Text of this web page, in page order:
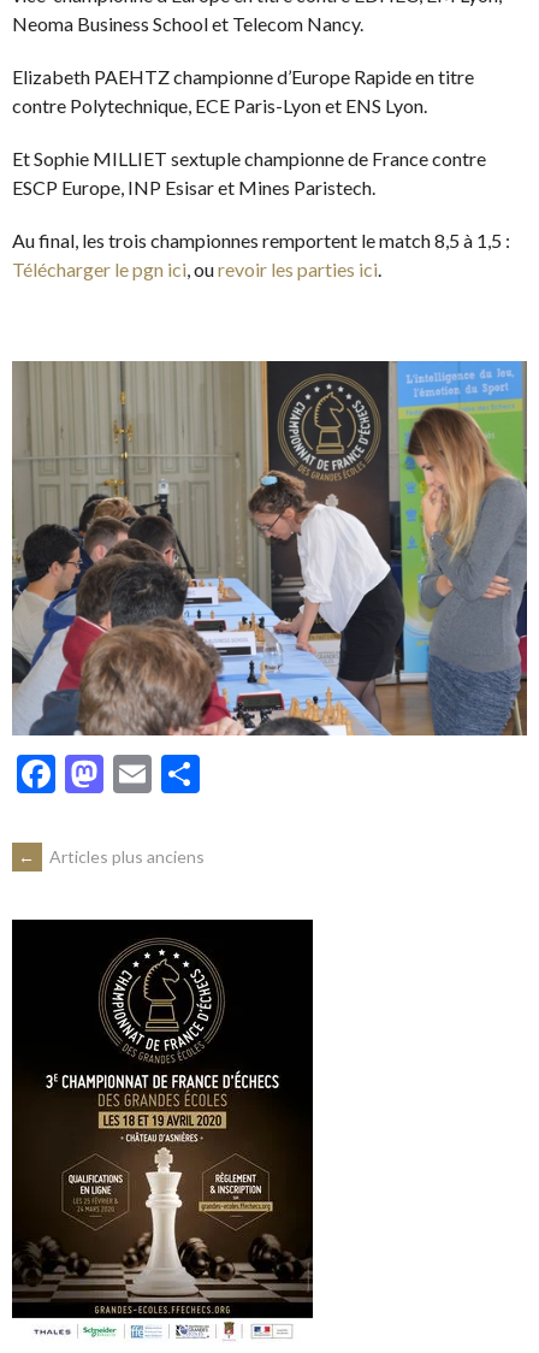
Neoma Business School et Telecom Nancy.
Elizabeth PAEHTZ championne d’Europe Rapide en titre
contre Polytechnique, ECE Paris-Lyon et ENS Lyon.
Et Sophie MILLIET sextuple championne de France contre
ESCP Europe, INP Esisar et Mines Paristech.
Au final, les trois championnes remportent le match 8,5 à 1,5 :
Télécharger le pgn ici, ourevoir les parties ici.
Facebook
Mastodon
Email
NAVIGATION
DES
ARTICLES
← Articles plus anciens